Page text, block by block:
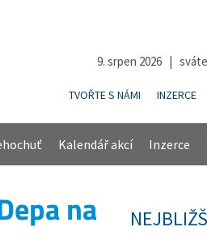
9. srpen 2026 |
TVOŘTE S NÁMI INZERCE
Kalendář akcí Inzerce
na